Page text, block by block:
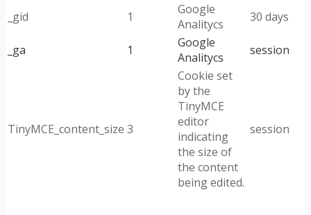
_gid 1
Google
Analitycs
30 days
_ga 1
Google
Analitycs
session
TinyMCE_content_size 3
Cookie set
by the
TinyMCE
editor
indicating
the size of
the content
being edited.
session